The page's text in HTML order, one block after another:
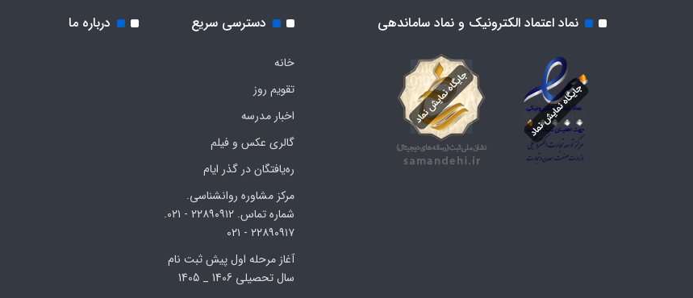
نماد اعتماد الکترونیک و نماد ساماندهی دسترسی سریع
خانه
تقویم روز
اخبار مدرسه
گالری عکس و فیلم
ره‌یافتگان در گذر ایام
مرکز مشاوره روانشناسی.
شماره تماس. ۲۲۸۹۰۹۱۲ - ۰۲۱.
۲۲۸۹۰۹۱۷ - ۰۲۱
آغاز مرحله اول پیش ثبت نام
سال تحصیلی 1406 _ 1405
درباره ما